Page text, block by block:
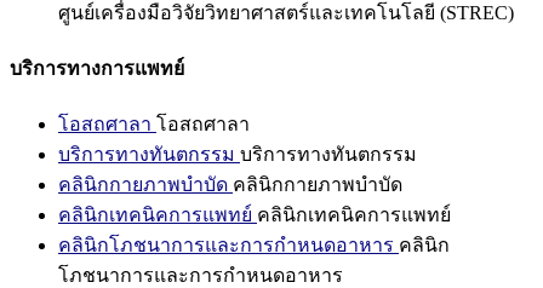
ศูนย์เครื่องมือวิจัยวิทยาศาสตร์และเทคโนโลยี (STREC)
บริการทางการแพทย์
โอสถศาลา โอสถศาลา
บริการทางทันตกรรม บริการทางทันตกรรม
คลินิกกายภาพบำบัด คลินิกกายภาพบำบัด
คลินิกเทคนิคการแพทย์ คลินิกเทคนิคการแพทย์
คลินิกโภชนาการและการกำหนดอาหาร คลินิก
โภชนาการและการกำหนดอาหาร